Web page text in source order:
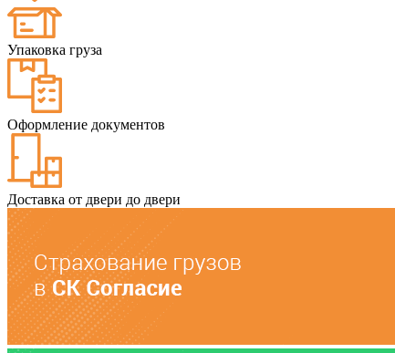
Упаковка груза
Оформление документов
Доставка от двери до двери